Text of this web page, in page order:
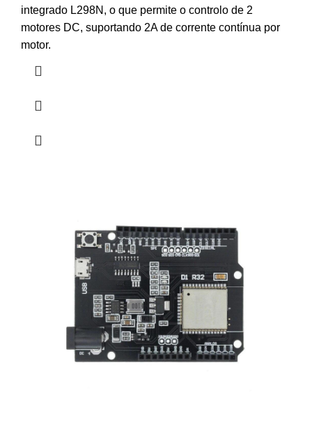
integrado L298N, o que permite o controlo de 2
motores DC, suportando 2A de corrente contínua por
motor.